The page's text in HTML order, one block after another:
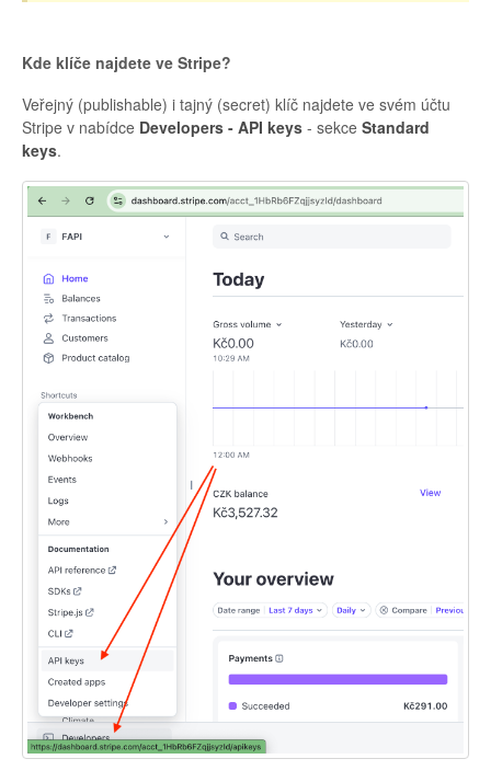
Kde klíče najdete ve Stripe?
Veřejný (publishable) i tajný (secret) klíč najdete ve svém účtu
Stripe v nabídce Developers - API keys - sekce Standard
keys.